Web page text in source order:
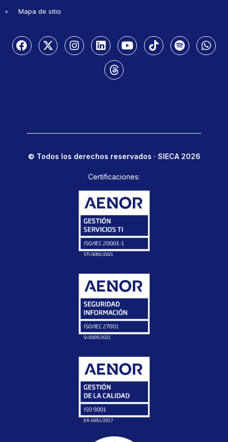
Mapa de sitio
© Todos los derechos reservados · SIECA 2026
Certificaciones: